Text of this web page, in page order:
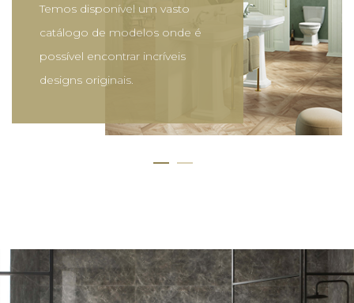
Temos disponível um vasto
catálogo de modelos onde é
possível encontrar incríveis
designs originais.